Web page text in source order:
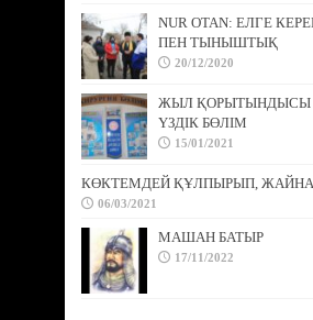
NUR OTAN: ЕЛГЕ
ПЕН ТЫНЫШТЫҚ
20/12/2020
ЖЫЛ ҚОРЫТЫНДЫСЫ
ҮЗДІК БӨЛІМ
15/01/2021
КӨКТЕМДЕЙ ҚҰЛПЫРЫП, ЖАЙНАЙ
06/03/2021
МАШАН БАТЫР
17/11/2022